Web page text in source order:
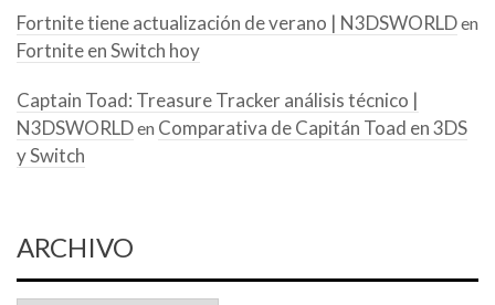
Fortnite tiene actualización de verano | N3DSWORLDen
Fortnite en Switch hoy
Captain Toad: Treasure Tracker análisis técnico |
N3DSWORLDen Comparativa de Capitán Toad en 3DS
y Switch
ARCHIVO